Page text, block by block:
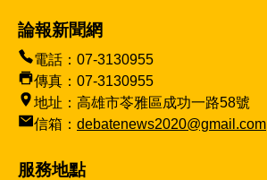
論報新聞網
電話：07-3130955
傳真：07-3130955
地址：高雄市苓雅區成功一路58號
信箱： debatenews2020@gmail.com
服務地點